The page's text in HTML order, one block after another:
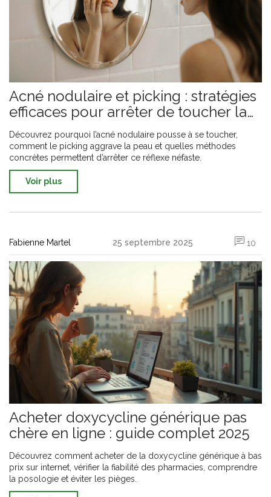
Acné nodulaire et picking : stratégies
efficaces pour arrêter de toucher la
peau
Découvrez pourquoi l’acné nodulaire pousse à se toucher,
comment le picking aggrave la peau et quelles méthodes
concrètes permettent d’arrêter ce réflexe néfaste.
Voir plus
Fabienne Martel 25 septembre 2025 10
Acheter doxycycline générique pas
chère en ligne : guide complet 2025
Découvrez comment acheter de la doxycycline générique à bas
prix sur internet, vérifier la fiabilité des pharmacies, comprendre
la posologie et éviter les pièges.